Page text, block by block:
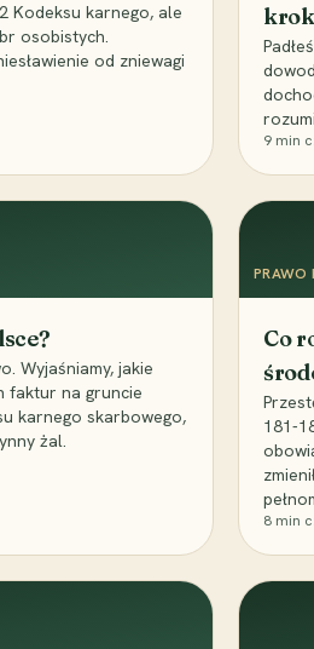
Kodeksu karnego, ale
osobistych.
od zniewagi
9 min
Wyjaśniamy, jakie
faktur na gruncie
karnego skarbowego,
żal.
PRAWO
Co
181-
8 min